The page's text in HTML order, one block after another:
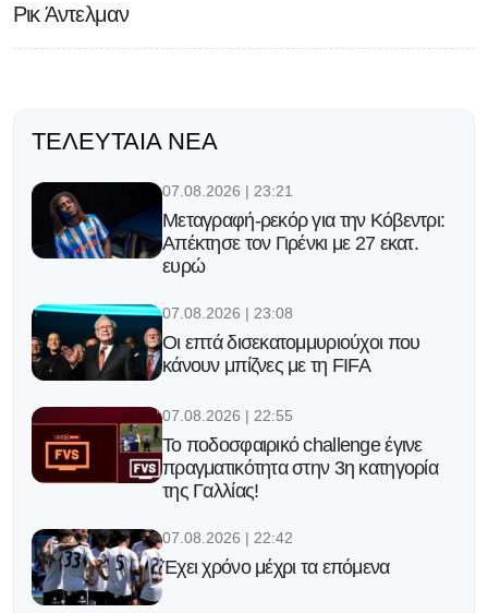
Ρικ Άντελμαν
ΤΕΛΕΥΤΑΊΑ ΝΈΑ
07.08.2026 | 23:21
Μεταγραφή-ρεκόρ για την Κόβεντρι:
Απέκτησε τον Γιρένκι με 27 εκατ.
ευρώ
07.08.2026 | 23:08
Οι επτά δισεκατομμυριούχοι που
κάνουν μπίζνες με τη FIFA
07.08.2026 | 22:55
Το ποδοσφαιρικό challenge έγινε
πραγματικότητα στην 3η κατηγορία
της Γαλλίας!
07.08.2026 | 22:42
Έχει χρόνο μέχρι τα επόμενα